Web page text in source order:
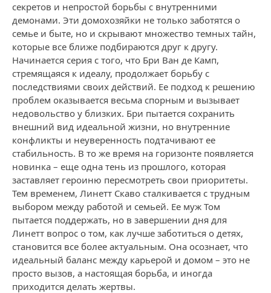
секретов и непростой борьбы с внутренними
демонами. Эти домохозяйки не только заботятся о
семье и быте, но и скрывают множество темных тайн,
которые все ближе подбираются друг к другу.
Начинается серия с того, что Бри Ван де Камп,
стремящаяся к идеалу, продолжает борьбу с
последствиями своих действий. Ее подход к решению
проблем оказывается весьма спорным и вызывает
недовольство у близких. Бри пытается сохранить
внешний вид идеальной жизни, но внутренние
конфликты и неуверенность подтачивают ее
стабильность. В то же время на горизонте появляется
новинка – еще одна тень из прошлого, которая
заставляет героиню пересмотреть свои приоритеты.
Тем временем, Линетт Скаво сталкивается с трудным
выбором между работой и семьей. Ее муж Том
пытается поддержать, но в завершении дня для
Линетт вопрос о том, как лучше заботиться о детях,
становится все более актуальным. Она осознает, что
идеальный баланс между карьерой и домом – это не
просто вызов, а настоящая борьба, и иногда
приходится делать жертвы.